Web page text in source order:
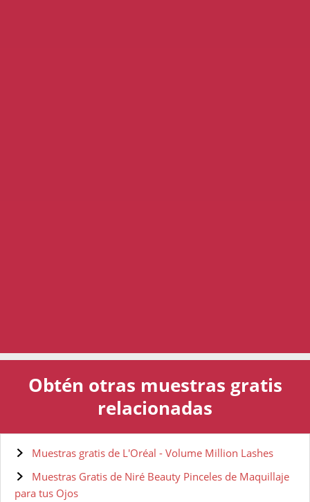
Obtén otras muestras gratis
relacionadas
Muestras gratis de L'Oréal - Volume Million Lashes
Muestras Gratis de Niré Beauty Pinceles de Maquillaje
para tus Ojos